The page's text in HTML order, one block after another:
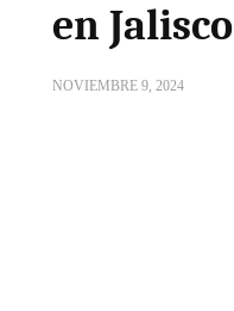
en Jalisco
NOVIEMBRE 9, 2024